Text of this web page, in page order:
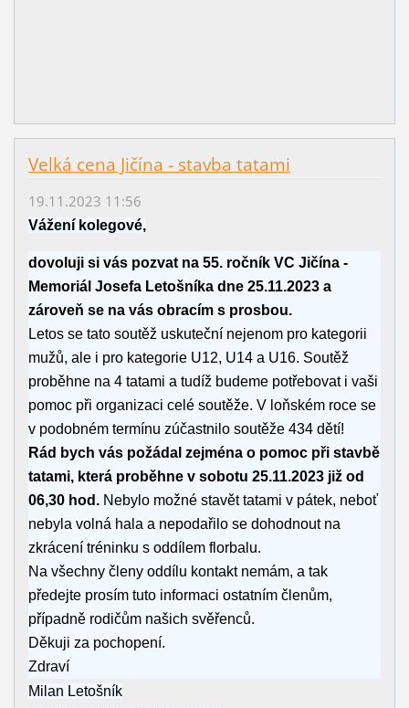
Velká cena Jičína - stavba tatami
19.11.2023 11:56
Vážení kolegové,
dovoluji si vás pozvat na 55. ročník VC Jičína -
Memoriál Josefa Letošníka dne 25.11.2023 a
zároveň se na vás obracím s prosbou.
Letos se tato soutěž uskuteční nejenom pro kategorii
mužů, ale i pro kategorie U12, U14 a U16. Soutěž
proběhne na 4 tatami a tudíž budeme potřebovat i vaši
pomoc při organizaci celé soutěže. V loňském roce se
v podobném termínu zúčastnilo soutěže 434 dětí!
Rád bych vás požádal zejména o pomoc při stavbě
tatami, která proběhne v sobotu 25.11.2023 již od
06,30 hod. Nebylo možné stavět tatami v pátek, neboť
nebyla volná hala a nepodařilo se dohodnout na
zkrácení tréninku s oddílem florbalu.
Na všechny členy oddílu kontakt nemám, a tak
předejte prosím tuto informaci ostatním členům,
případně rodičům našich svěřenců.
Děkuji za pochopení.
Zdraví
Milan Letošník